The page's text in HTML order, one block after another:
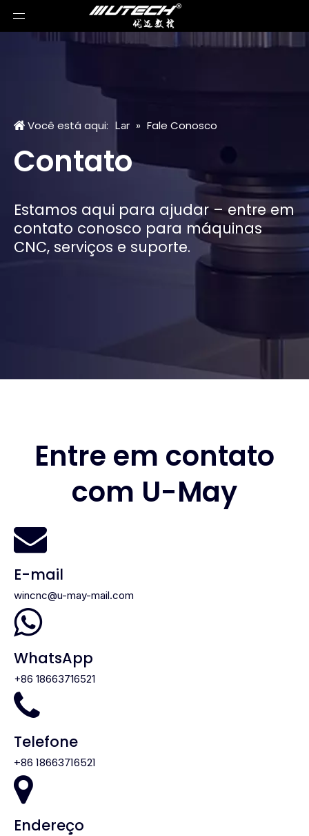
Você está aqui: Lar » Fale Conosco
Contato
Estamos aqui para ajudar – entre em
contato conosco para máquinas
CNC, serviços e suporte.
Entre em contato
com U-May

E-mail
wincnc@u-may-mail.com

WhatsApp
+86 18663716521

Telefone
+86 18663716521

Endereço